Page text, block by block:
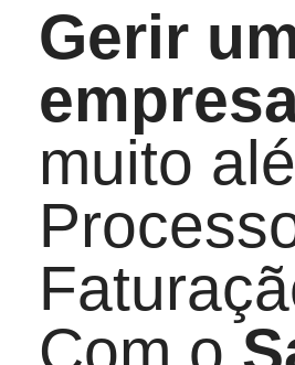
Gerir
muito
Com o